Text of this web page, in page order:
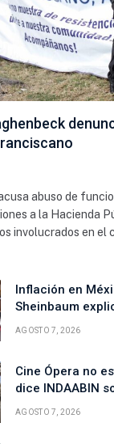
abuso de
a la Hacienda
involucrados en el
Inflación en
Sheinbaum
AGOSTO 7, 2026
Cine Ópera no
dice INDAABIN
AGOSTO 7, 2026